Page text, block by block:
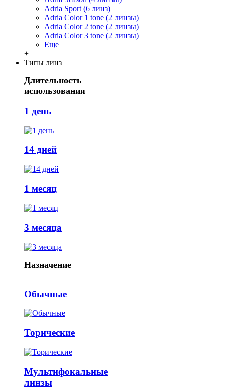
Adria Sport (6 линз)
Adria Сolor 1 tone (2 линзы)
Adria Сolor 2 tone (2 линзы)
Adria Сolor 3 tone (2 линзы)
Еще
+
Типы линз
Длительность
использования
1 день
14 дней
1 месяц
3 месяца
Назначение
Обычные
Торические
Мультифокальные
линзы